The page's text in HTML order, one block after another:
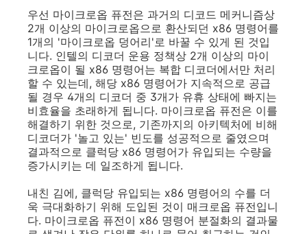
우선 마이크로옵 퓨전은 과거의 디코드 메커니즘상
2개 이상의 마이크로옵으로 환산되던 x86 명령어를
1개의 '마이크로옵 덩어리'로 바꿀 수 있게 된 것입
니다. 인텔의 디코더 운용 정책상 2개 이상의 마이
크로옵이 될 x86 명령어는 복합 디코더에서만 처리
할 수 있는데, 해당 x86 명령어가 지속적으로 공급
될 경우 4개의 디코더 중 3개가 유휴 상태에 빠지는
비효율을 초래하게 됩니다. 마이크로옵 퓨전은 이를
해결하기 위한 것으로, 기존까지의 아키텍처에 비해
디코더가 '놀고 있는' 빈도를 성공적으로 줄였으며
결과적으로 클럭당 x86 명령어가 유입되는 수량을
증가시키는 데 일조하게 됩니다.
내친 김에, 클럭당 유입되는 x86 명령어의 수를 더
욱 극대화하기 위해 도입된 것이 매크로옵 퓨전입니
다. 마이크로옵 퓨전이 x86 명령어 분절화의 결과물